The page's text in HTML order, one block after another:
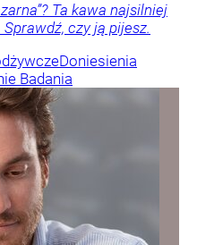
Ta kawa najsilniej
czy ją pijesz.
Doniesienia
Badania